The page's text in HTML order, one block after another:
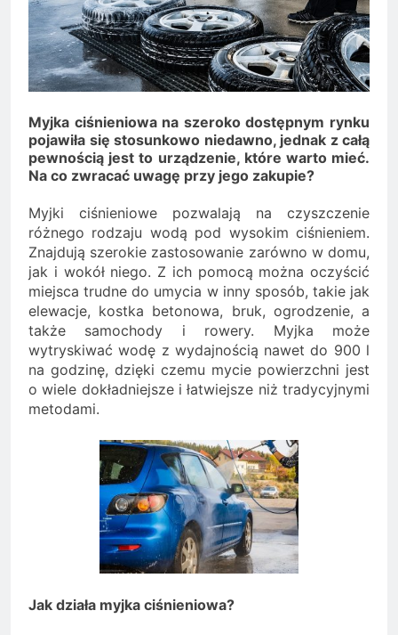
Minolta – kiedy wybrać
kolorowe, a kiedy czarno-
białe?
2 Lata Ago
Na czym polega
rozliczanie podatku?
2 Lata Ago
Myjka ciśnieniowa na szeroko dostępnym rynku
pojawiła się stosunkowo niedawno, jednak z całą
pewnością jest to urządzenie, które warto mieć.
Na co zwracać uwagę przy jego zakupie?
Myjki ciśnieniowe pozwalają na czyszczenie
różnego rodzaju wodą pod wysokim ciśnieniem.
Znajdują szerokie zastosowanie zarówno w domu,
jak i wokół niego. Z ich pomocą można oczyścić
miejsca trudne do umycia w inny sposób, takie jak
elewacje, kostka betonowa, bruk, ogrodzenie, a
także samochody i rowery. Myjka może
wytryskiwać wodę z wydajnością nawet do 900 l
na godzinę, dzięki czemu mycie powierzchni jest
o wiele dokładniejsze i łatwiejsze niż tradycyjnymi
metodami.
Jak działa myjka ciśnieniowa?